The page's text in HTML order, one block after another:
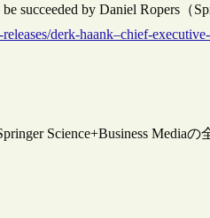
succeeded by Daniel Ropers（
derk-haank–chief-
Science+Business Media